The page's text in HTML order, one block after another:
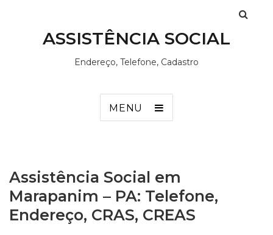
ASSISTÊNCIA SOCIAL
Endereço, Telefone, Cadastro
MENU
Assistência Social em
Marapanim – PA: Telefone,
Endereço, CRAS, CREAS